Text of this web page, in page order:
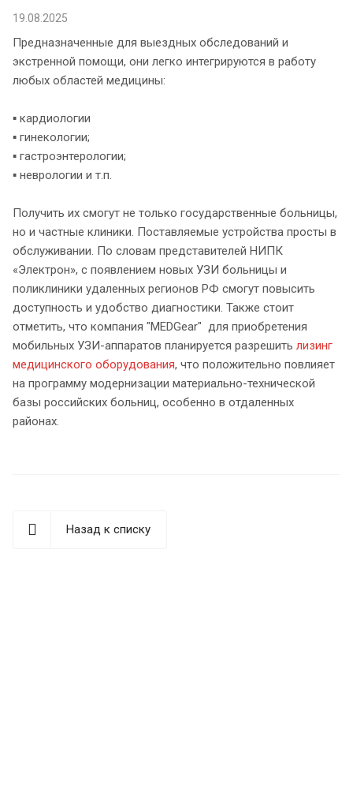
19.08.2025
Предназначенные для выездных обследований и
экстренной помощи, они легко интегрируются в работу
любых областей медицины:
▪️ кардиологии
▪️ гинекологии;
▪️ гастроэнтерологии;
▪️ неврологии и т.п.
Получить их смогут не только государственные больницы,
но и частные клиники. Поставляемые устройства просты в
обслуживании. По словам представителей НИПК
«Электрон», с появлением новых УЗИ больницы и
поликлиники удаленных регионов РФ смогут повысить
доступность и удобство диагностики. Также стоит
отметить, что компания "MEDGear" для приобретения
мобильных УЗИ-аппаратов планируется разрешить лизинг
медицинского оборудования, что положительно повлияет
на программу модернизации материально-технической
базы российских больниц, особенно в отдаленных
районах.
Назад к списку